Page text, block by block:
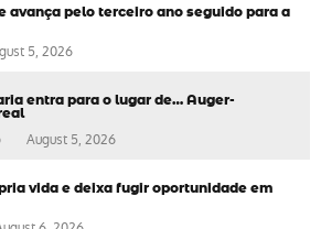
avança pelo terceiro ano seguido para a
5, 2026
entra para o lugar de… Auger-
August 5, 2026
vida e deixa fugir oportunidade em